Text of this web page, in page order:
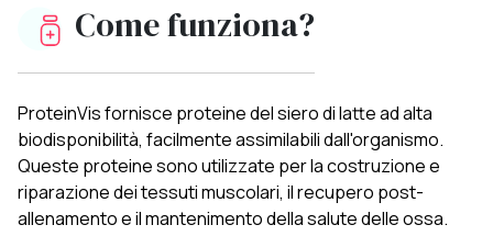
Come funziona?
ProteinVis fornisce proteine del siero di latte ad alta
biodisponibilità, facilmente assimilabili dall'organismo.
Queste proteine sono utilizzate per la costruzione e
riparazione dei tessuti muscolari, il recupero post-
allenamento e il mantenimento della salute delle ossa.